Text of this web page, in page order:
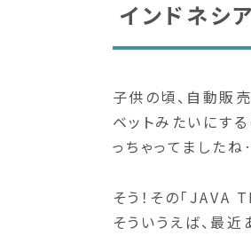
インドネシ
子供の頃、自動販
ベットみたいにす
っちゃってました
そう！その「JAVA
そういうえば、最